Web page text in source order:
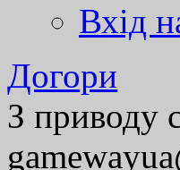
Вхід
Догори
З приводу